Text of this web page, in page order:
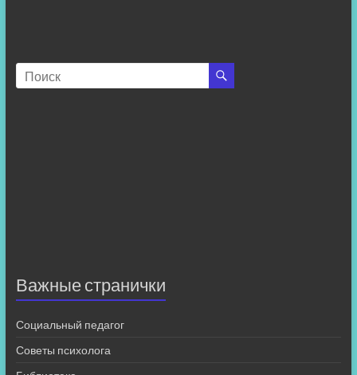
Важные странички
Социальный педагог
Советы психолога